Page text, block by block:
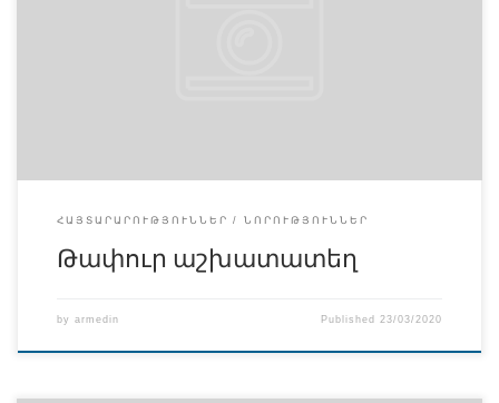
ՀԱՅՏԱՐԱՐՈՒԹՅՈՒՆՆԵՐ ՆՈՐՈՒԹՅՈՒՆՆԵՐ
Թափուր աշխատատեղ
by armedin Published 23/03/2020